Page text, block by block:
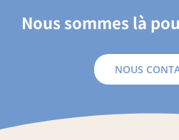
Nous sommes là
NOUS